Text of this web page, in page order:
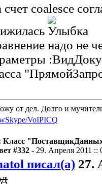
coalesce
надо не
от дел. Долго и
Skype/VoIPICQ
Класс
#332 - 29. Апреля 2011 ::
писал(а) 27.